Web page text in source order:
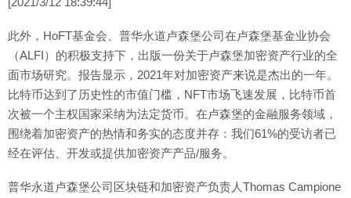
此外，HoFT基金会、普华永道卢森堡公司在卢森堡基金业协会
（ALFI）的积极支持下，出版一份关于卢森堡加密资产行业的全
面市场研究。报告显示，2021年对加密资产来说是杰出的一年。
比特币达到了历史性的市值门槛，NFT市场飞速发展，比特币首
次被一个主权国家采纳为法定货币。在卢森堡的金融服务领域，
围绕着加密资产的热情和务实的态度并存：我们61%的受访者已
经在评估、开发或提供加密资产产品/服务。
普华永道卢森堡公司区块链和加密资产负责人Thomas Campione